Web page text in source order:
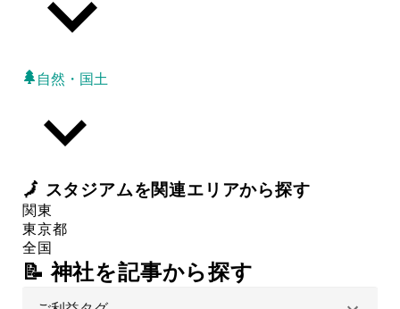
自然・国土
🗾 スタジアムを関連エリアから探す
関東
東京都
全国
📝 神社を記事から探す